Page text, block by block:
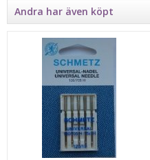
Andra har även köpt